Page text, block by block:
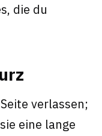
die du
verlassen;
eine lange